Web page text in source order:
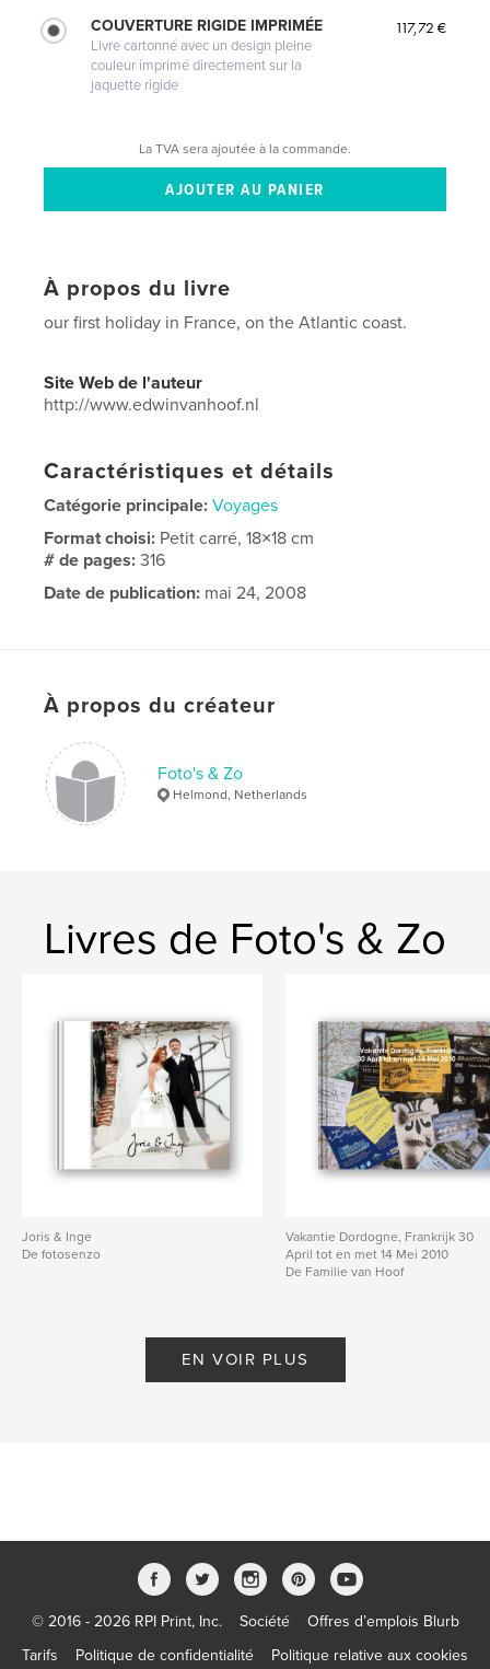
COUVERTURE RIGIDE IMPRIMÉE
Livre cartonné avec un design pleine
couleur imprimé directement sur la
jaquette rigide
117,72 €
La TVA sera ajoutée à la commande.
À propos du livre
our first holiday in France, on the Atlantic coast.
Site Web de l'auteur
http://www.edwinvanhoof.nl
Caractéristiques et détails
Catégorie principale: Voyages
Format choisi: Petit carré, 18×18 cm
# de pages:316
Date de publication: mai 24, 2008
À propos du créateur
Foto's & Zo
Helmond, Netherlands
Livres de Foto's & Zo
Joris & Inge
De fotosenzo
Vakantie Dordogne, Frankrijk 30
April tot en met 14 Mei 2010
De Familie van Hoof
EN VOIR PLUS
© 2016 - 2026 RPI Print, Inc. Société
Offres d’emplois Blurb
Tarifs
Politique de confidentialité Politique relative aux cookies